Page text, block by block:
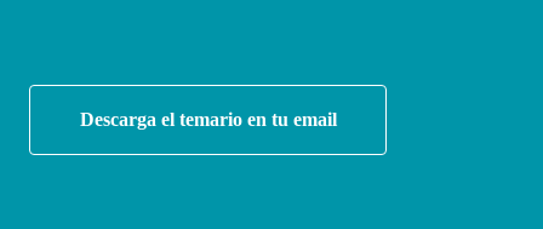
Descarga el temario en tu email